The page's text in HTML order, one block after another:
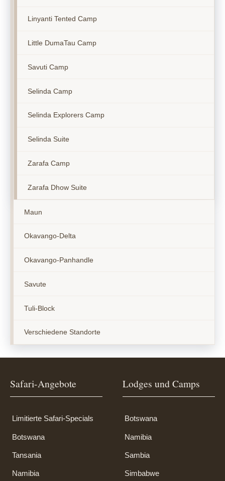
Linyanti Tented Camp
Little DumaTau Camp
Savuti Camp
Selinda Camp
Selinda Explorers Camp
Selinda Suite
Zarafa Camp
Zarafa Dhow Suite
Maun
Okavango-Delta
Okavango-Panhandle
Savute
Tuli-Block
Verschiedene Standorte
Safari-Angebote
Limitierte Safari-Specials
Botswana
Tansania
Namibia
Lodges und Camps
Botswana
Namibia
Sambia
Simbabwe